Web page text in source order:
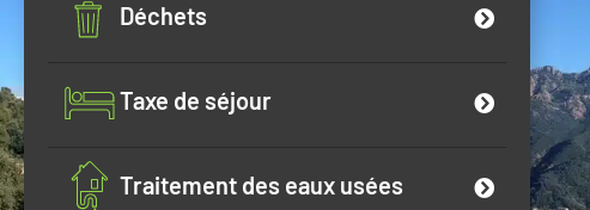
Déchets
Taxe de séjour
Traitement des eaux usées